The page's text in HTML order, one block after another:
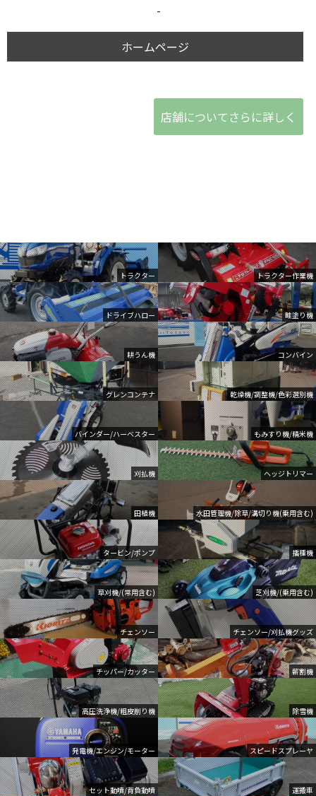
トラクター トラクター作業機
ドライブハロー 畦塗り機
耕うん機 コンバイン
グレンコンテナ 乾燥機/調整機/色彩選別機
バインダー/ハーベスター もみすり機/精米機
刈払機 ヘッジトリマー
田植機 水田管理機/除草/溝切り機(乗用含む)
タービン/ポンプ 播種機
草刈機/(常用含む) 芝刈機/(乗用含む)
チェンソー チェンソー/刈払機グッズ
チッパー/カッター 薪割機
高圧洗浄機/粗皮削り機 除雪機
発電機/エンジン/モーター スピードスプレーヤ
セット動噴/背負動噴 運搬車
-
ホームページ
店舗についてさらに詳しく